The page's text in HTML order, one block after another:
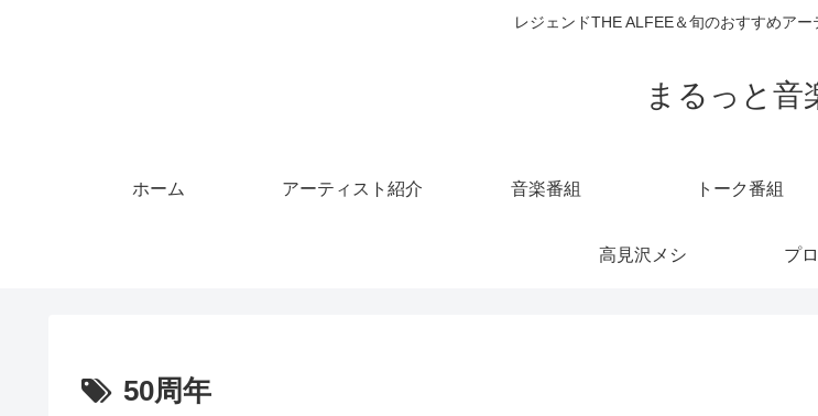
レジェンドTHE ALFEE＆旬のおすすめアー
まるっと音
ホーム アーティスト紹介 音楽番組 トーク番組
高見沢メシ プ
50周年